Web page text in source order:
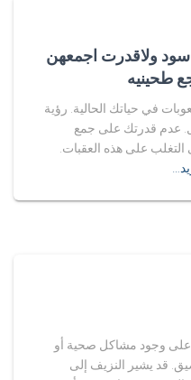
ولاقدرت اجمعهن
طحينيه
في حياتك الحالية. رؤية
عدم قدرتك على جمع
على هذه العقبات.
على وجود مشاكل صحية أو
قد يشير النزيف إلى